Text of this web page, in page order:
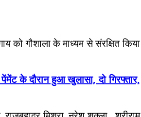
को गौशाला के माध्यम से संरक्षित किया
के दौरान हुआ खुलासा, दो गिरफ्तार,